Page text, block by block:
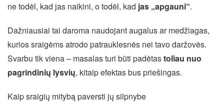
ne todėl, kad jas naikini, o todėl, kad jas „apgauni“.
Dažniausiai tai daroma naudojant augalus ar medžiagas,
kurios sraigėms atrodo patrauklesnės nei tavo daržovės.
Svarbu tik viena – masalas turi būti padėtastoliau nuo
pagrindinių lysvių, kitaip efektas bus priešingas.
Kaip sraigių mitybą paversti jų silpnybe